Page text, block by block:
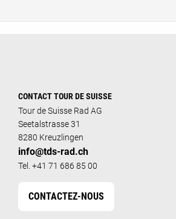
CONTACT TOUR DE SUISSE
Tour de Suisse Rad AG
Seetalstrasse 31
8280 Kreuzlingen
info@tds-rad.ch
Tel. +41 71 686 85 00
CONTACTEZ-NOUS